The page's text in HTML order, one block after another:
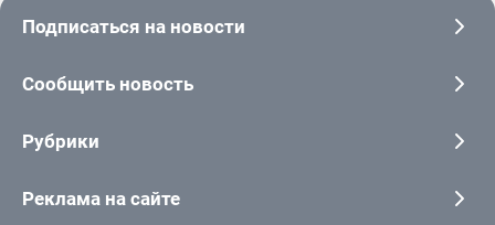
Подписаться на новости
Сообщить новость
Рубрики
Реклама на сайте